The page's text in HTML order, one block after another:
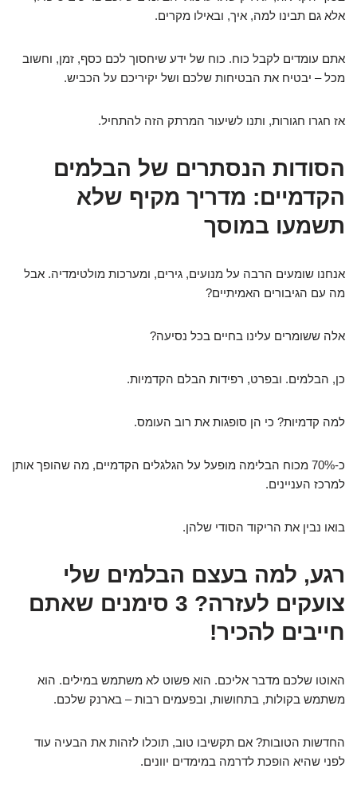
אלא גם תבינו למה, איך, ובאילו מקרים.
אתם עומדים לקבל כוח. כוח של ידע שיחסוך לכם כסף, זמן, וחשוב
מכל – יבטיח את הבטיחות שלכם ושל יקיריכם על הכביש.
אז חגרו חגורות, ותנו לשיעור המרתק הזה להתחיל.
הסודות הנסתרים של הבלמים
הקדמיים: מדריך מקיף שלא
תשמעו במוסך
אנחנו שומעים הרבה על מנועים, גירים, ומערכות מולטימדיה. אבל
מה עם הגיבורים האמיתיים?
אלה ששומרים עלינו בחיים בכל נסיעה?
כן, הבלמים. ובפרט, רפידות הבלם הקדמיות.
למה קדמיות? כי הן סופגות את רוב העומס.
כ-70% מכוח הבלימה מופעל על הגלגלים הקדמיים, מה שהופך אותן
למרכז העניינים.
בואו נבין את הריקוד הסודי שלהן.
רגע, למה בעצם הבלמים שלי
צועקים לעזרה? 3 סימנים שאתם
חייבים להכיר!
האוטו שלכם מדבר אליכם. הוא פשוט לא משתמש במילים. הוא
משתמש בקולות, בתחושות, ובפעמים רבות – בארנק שלכם.
החדשות הטובות? אם תקשיבו טוב, תוכלו לזהות את הבעיה עוד
לפני שהיא הופכת לדרמה במימדים יוונים.